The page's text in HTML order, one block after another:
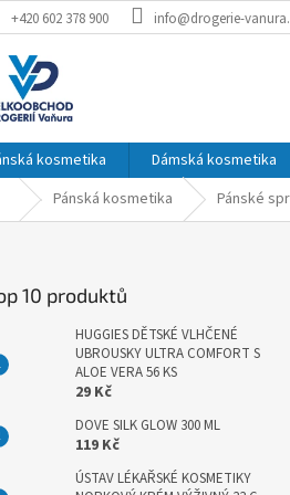
+420 602 378 900 info@drogerie-
kosmetika Dámská kosmetika
Domů Pánská kosmetika Pánské
10 produktů
HUGGIES DĚTSKÉ VLHČENÉ
UBROUSKY ULTRA COMFORT S
ALOE VERA 56 KS
29 Kč
DOVE SILK GLOW 300 ML
119 Kč
ÚSTAV LÉKAŘSKÉ KOSMETIKY